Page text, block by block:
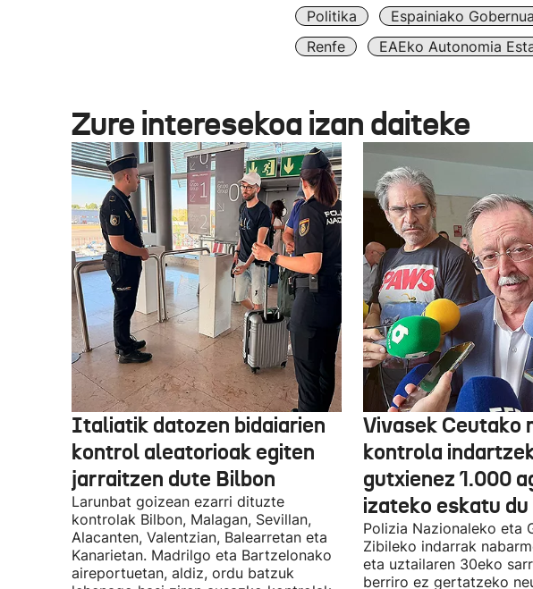
Politika Espainiako Gobernua
Renfe
EAEko Autonomia
Zure interesekoa izan daiteke
Italiatik datozen bidaiarien
kontrol aleatorioak egiten
jarraitzen dute Bilbon
Larunbat goizean ezarri dituzte
kontrolak Bilbon, Malagan, Sevillan,
Alacanten, Valentzian, Balearretan eta
Kanarietan. Madrilgo eta Bartzelonako
aireportuetan, aldiz, ordu batzuk
Vivasek Ceutako
kontrola
gutxienez 1.000
izateko eskatu du
Polizia Nazionaleko eta
Zibileko indarrak
eta uztailaren 30eko
berriro ez gertatzeko